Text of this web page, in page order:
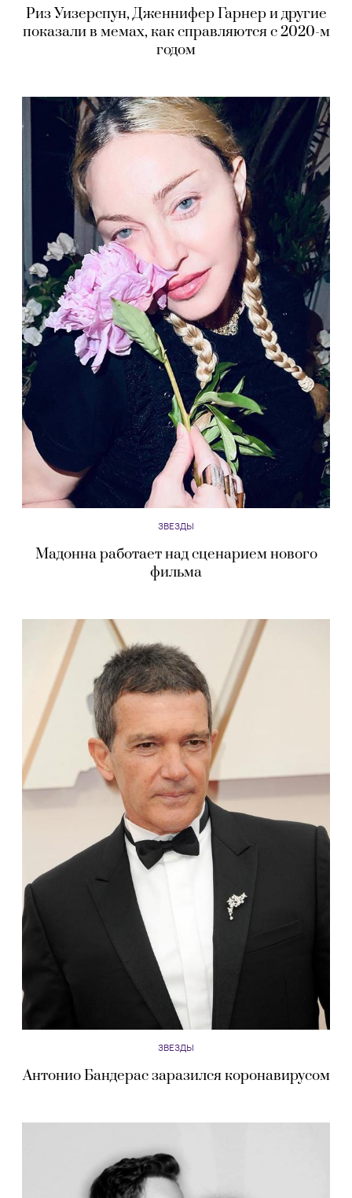
Риз Уизерспун, Дженнифер Гарнер и другие
показали в мемах, как справляются с 2020-м
годом
ЗВЕЗДЫ
Мадонна работает над сценарием нового
фильма
ЗВЕЗДЫ
Антонио Бандерас заразился коронавирусом